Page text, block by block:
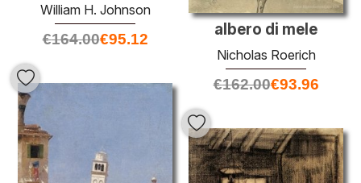
William H. Johnson
€164.00€95.12
albero di mele
Nicholas Roerich
€162.00€93.96